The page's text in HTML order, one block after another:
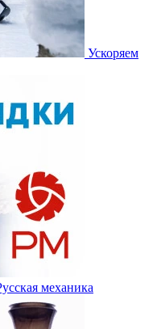
Ускоряем
механика